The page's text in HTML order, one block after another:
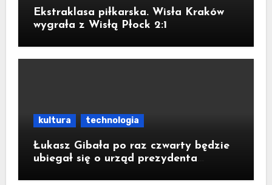
Ekstraklasa piłkarska. Wisła Kraków
wygrała z Wisłą Płock 2:1
kultura technologia
Łukasz Gibała po raz czwarty będzie
ubiegał się o urząd prezydenta